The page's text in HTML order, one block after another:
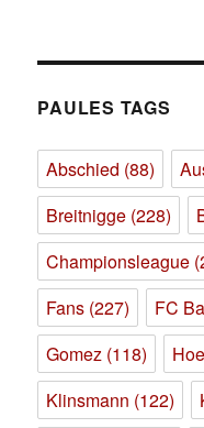
PAULES TAGS
Abschied (88)
Breitnigge (228)
Championsleague
Fans (227) FC
Gomez (118)
Klinsmann (122)